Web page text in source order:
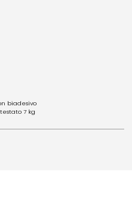
biadesivo
7 kg